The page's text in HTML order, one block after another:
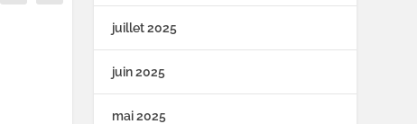
juillet 2025
juin 2025
mai 2025